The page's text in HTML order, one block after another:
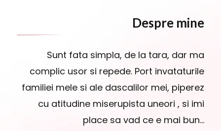
Despre mine
Sunt fata simpla, de la tara, dar ma
complic usor si repede. Port invataturile
familiei mele si ale dascalilor mei, piperez
cu atitudine miserupista uneori , si imi
place sa vad ce e mai bun…